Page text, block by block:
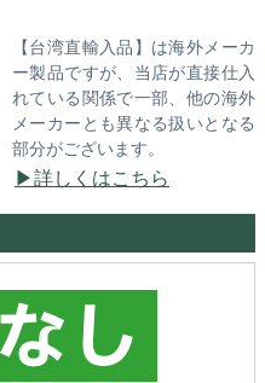
【台湾直輸入品】は海外メーカ
ー製品ですが、当店が直接仕入
れている関係で一部、他の海外
メーカーとも異なる扱いとなる
部分がございます。
詳しくはこちら